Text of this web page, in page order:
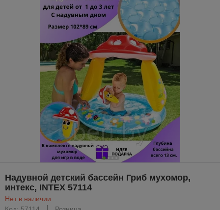
Надувной детский бассейн Гриб мухомор,
интекс, INTEX 57114
Нет в наличии